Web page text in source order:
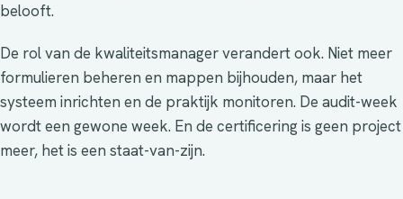
belooft.
De rol van de kwaliteitsmanager verandert ook. Niet meer
formulieren beheren en mappen bijhouden, maar het
systeem inrichten en de praktijk monitoren. De audit-week
wordt een gewone week. En de certificering is geen project
meer, het is een staat-van-zijn.